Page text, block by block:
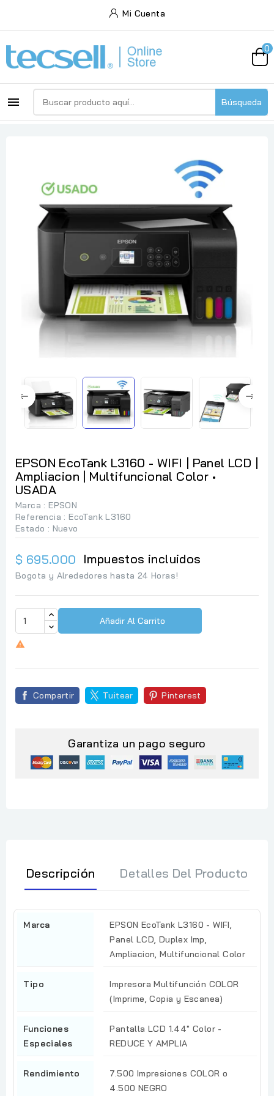
Mi Cuenta
0
 Búsqueda
EPSON EcoTank L3160 - WIFI | Panel LCD |
Ampliacion | Multifuncional Color •
USADA
Marca : EPSON
Referencia : EcoTank L3160
Estado : Nuevo
$ 695.000 Impuestos incluidos
Bogota y Alrededores hasta 24 Horas!
Añadir Al Carrito

Compartir Tuitear Pinterest
Garantiza un pago seguro
Descripción Detalles Del Producto
Marca
EPSON EcoTank L3160 - WIFI,
Panel LCD, Duplex Imp,
Ampliacion, Multifuncional Color
Tipo
Impresora Multifunción COLOR
(Imprime, Copia y Escanea)
Funciones
Especiales
Pantalla LCD 1.44" Color -
REDUCE Y AMPLIA
Rendimiento
7.500 Impresiones COLOR o
4.500 NEGRO